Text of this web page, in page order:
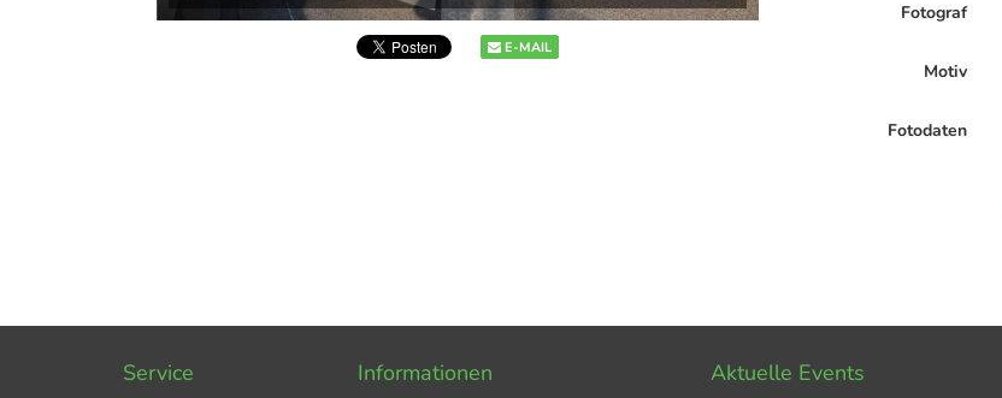
E-MAIL
Fotograf
Motiv
Fotodaten
Service Informationen Aktuelle Events